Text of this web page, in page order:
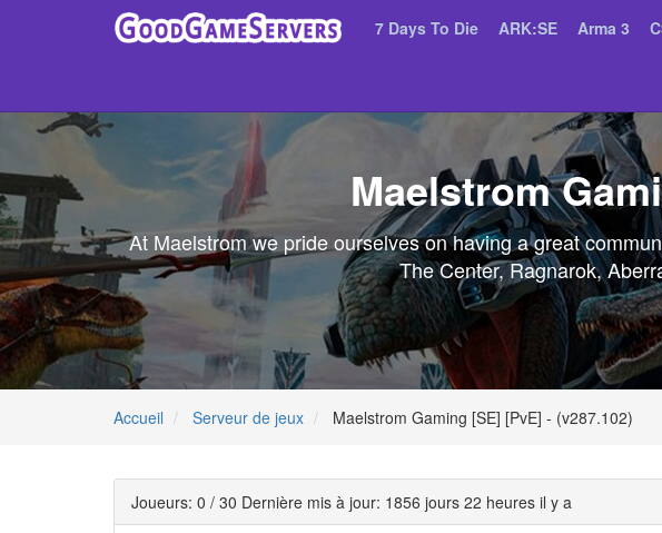
7 Days To Die ARK:SE Arma 3
Maelstrom
At Maelstrom we pride ourselves on having a great
The Center, Ragnarok,
Accueil Serveur de jeux Maelstrom Gaming [SE] [PvE] - (v287.102)
Joueurs: 0 / 30 Dernière mis à jour: 1856 jours 22 heures il y a